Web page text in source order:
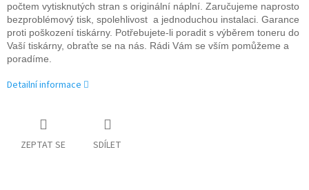
počtem vytisknutých stran s originální náplní. Zaručujeme naprosto
bezproblémový tisk, spolehlivost a jednoduchou instalaci. Garance
proti poškození tiskárny. Potřebujete-li poradit s výběrem toneru do
Vaší tiskárny, obraťte se na nás. Rádi Vám se vším pomůžeme a
poradíme.
Detailní informace
ZEPTAT SE SDÍLET